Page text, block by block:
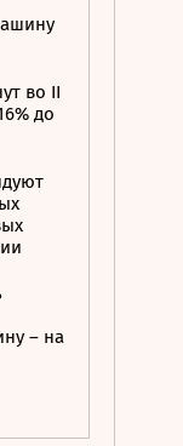
во II
до
– на